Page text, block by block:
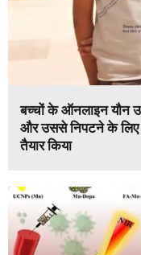
बच्चों के ऑनलाइन यौन
और उससे निपटने के लिए
तैयार किया